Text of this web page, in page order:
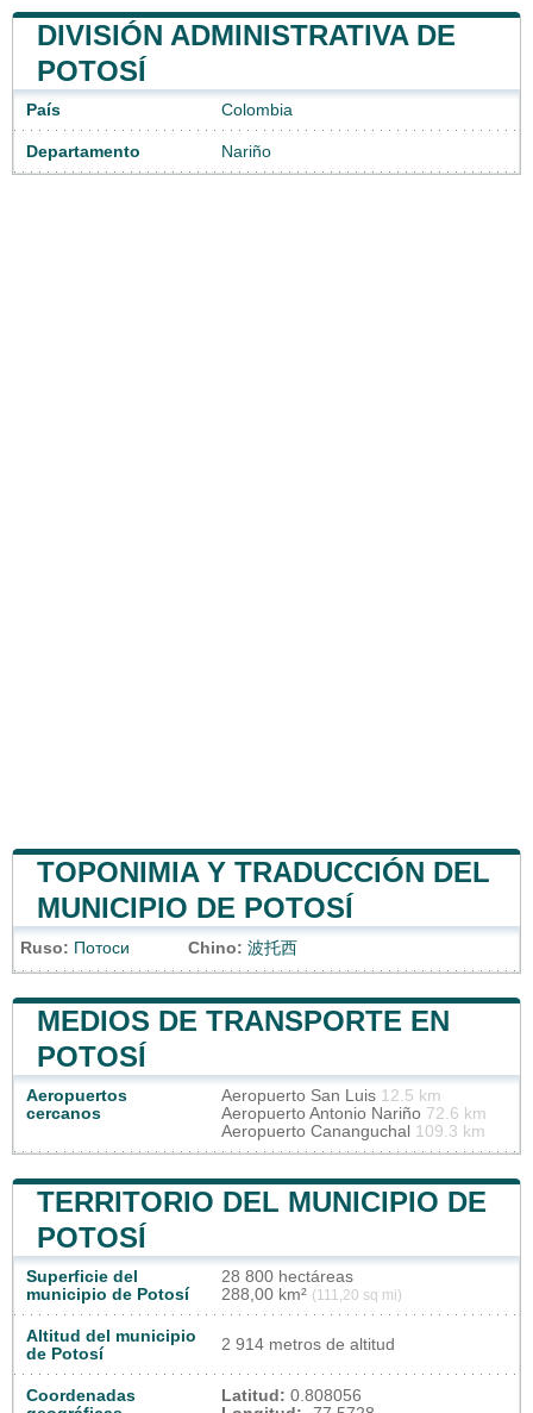
DIVISIÓN ADMINISTRATIVA DE
POTOSÍ
País Colombia
Departamento Nariño
TOPONIMIA Y TRADUCCIÓN DEL
MUNICIPIO DE POTOSÍ
Ruso: Потоси Chino: 波托西
MEDIOS DE TRANSPORTE EN
POTOSÍ
Aeropuertos
cercanos
Aeropuerto San Luis 12.5 km
Aeropuerto Antonio Nariño 72.6 km
Aeropuerto Cananguchal 109.3 km
TERRITORIO DEL MUNICIPIO DE
POTOSÍ
Superficie del
municipio de Potosí
28 800 hectáreas
288,00 km² (111,20 sq mi)
Altitud del municipio
de Potosí
2 914 metros de altitud
Coordenadas
Latitud: 0.808056